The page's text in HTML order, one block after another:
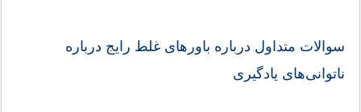
سوالات متداول درباره باورهای غلط رایج درباره
ناتوانی‌های یادگیری